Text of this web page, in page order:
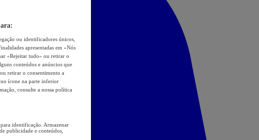
ou identificadores únicos,
apresentadas em «Nós
«Rejeitar tudo» ou retirar o
conteúdos e anúncios que
retirar o consentimento a
ícone na parte inferior
consulte a nossa política
identificação. Armazenar
publicidade e conteúdos,